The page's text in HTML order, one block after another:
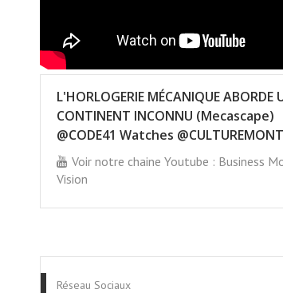
L'HORLOGERIE MÉCANIQUE ABORDE
CONTINENT INCONNU (Mecascape)
@CODE41 Watches
Voir notre chaine Youtube : Business
Vision
Réseau Sociaux